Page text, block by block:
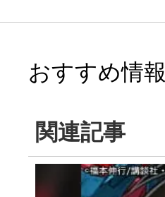
おすすめ情報
関連記事